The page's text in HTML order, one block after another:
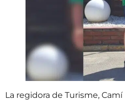
La regidora de Turisme,